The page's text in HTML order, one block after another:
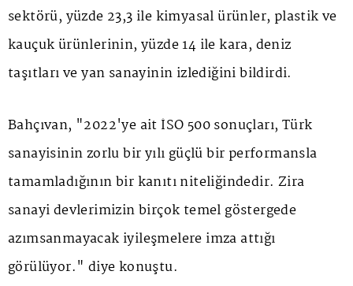
sektörü, yüzde 23,3 ile kimyasal ürünler, plastik ve
kauçuk ürünlerinin, yüzde 14 ile kara, deniz
taşıtları ve yan sanayinin izlediğini bildirdi.
Bahçıvan, "2022'ye ait İSO 500 sonuçları, Türk
sanayisinin zorlu bir yılı güçlü bir performansla
tamamladığının bir kanıtı niteliğindedir. Zira
sanayi devlerimizin birçok temel göstergede
azımsanmayacak iyileşmelere imza attığı
görülüyor." diye konuştu.